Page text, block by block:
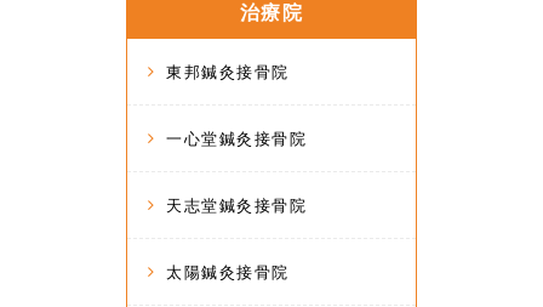
治療院
東邦鍼灸接骨院
一心堂鍼灸接骨院
天志堂鍼灸接骨院
太陽鍼灸接骨院